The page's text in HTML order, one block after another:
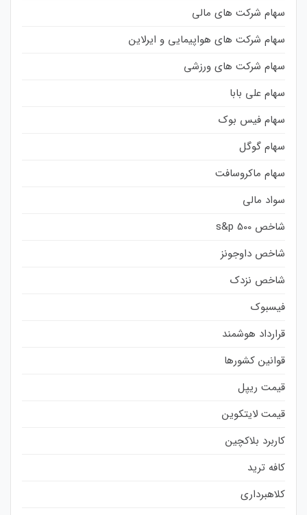
سهام شرکت های مالی
سهام شرکت های هواپیمایی و ایرلاین
سهام شرکت های ورزشی
سهام علی بابا
سهام فیس بوک
سهام گوگل
سهام ماکروسافت
سواد مالی
شاخص s&p 500
شاخص داوجونز
شاخص نزدک
فیسبوک
قرارداد هوشمند
قوانین کشورها
قیمت ریپل
قیمت لایتکوین
کاربرد بلاکچین
کافه ترید
کلاهبرداری